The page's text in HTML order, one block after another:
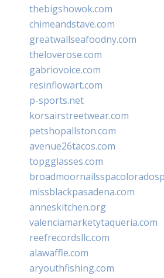
thebigshowok.com
chimeandstave.com
greatwallseafoodny.com
theloverose.com
gabriovoice.com
resinflowart.com
p-sports.net
korsairstreetwear.com
petshopallston.com
avenue26tacos.com
topgglasses.com
missblackpasadena.com
anneskitchen.org
valenciamarketytaqueria.com
reefrecordsllc.com
alawaffle.com
aryouthfishing.com